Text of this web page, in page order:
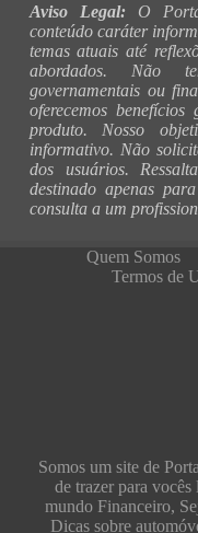
Aviso Legal: O
conteúdo caráter
temas atuais até
abordados. Não
governamentais ou
oferecemos
produto. Nosso
informativo. Não
dos usuários.
destinado apenas
consulta a um
Quem Somos
Termos de
Somos um site de
de trazer para
mundo Financeiro,
Dicas sobre